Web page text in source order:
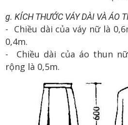
g. KÍCH THƯỚC VÁY DÀI VÀ ÁO
- Chiều dài của váy nữ là
0,4m.
- Chiều dài của áo thun
rộng là 0,5m.